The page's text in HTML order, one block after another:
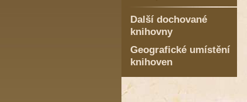
Další dochované
knihovny
Geografické umístění
knihoven